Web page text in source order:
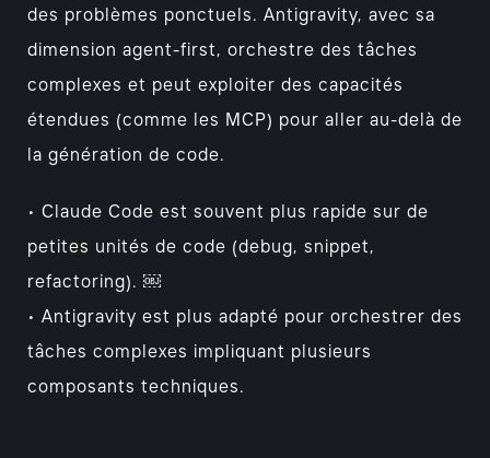
des problèmes ponctuels. Antigravity, avec sa
dimension agent-first, orchestre des tâches
complexes et peut exploiter des capacités
étendues (comme les MCP) pour aller au-delà de
la génération de code.
• Claude Code est souvent plus rapide sur de
petites unités de code (debug, snippet,
refactoring). ￼
• Antigravity est plus adapté pour orchestrer des
tâches complexes impliquant plusieurs
composants techniques.